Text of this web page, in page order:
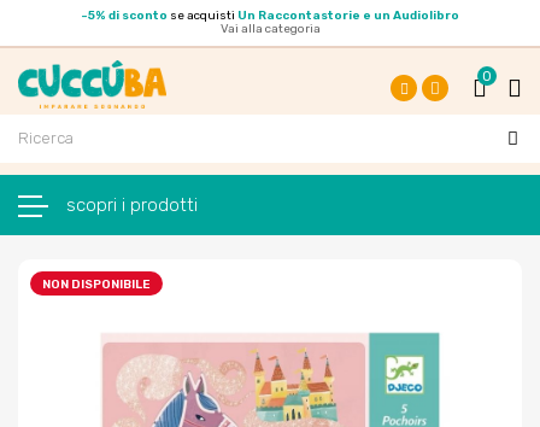
-5% di sconto se acquisti Un Raccontastorie e un Audiolibro
Vai alla categoria
FacebookInstagram
0
NON DISPONIBILE